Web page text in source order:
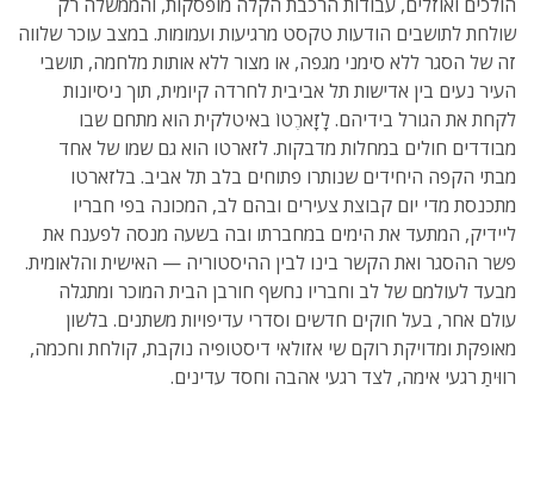
הולכים ואוזלים, עבודות הרכבת הקלה מופסקות, והממשלה רק
שולחת לתושבים הודעות טקסט מרגיעות ועמומות. במצב עוכר שלווה
זה של הסגר ללא סימני מגפה, או מצור ללא אותות מלחמה, תושבי
העיר נעים בין אדישות תל אביבית לחרדה קיומית, תוך ניסיונות
לקחת את הגורל בידיהם. לָזָארֶטוֹ באיטלקית הוא מתחם שבו
מבודדים חולים במחלות מדבקות. לזארטו הוא גם שמו של אחד
מבתי הקפה היחידים שנותרו פתוחים בלב תל אביב. בלזארטו
מתכנסת מדי יום קבוצת צעירים ובהם לב, המכונה בפי חבריו
ליידיק, המתעד את הימים במחברתו ובה בשעה מנסה לפענח את
פשר ההסגר ואת הקשר בינו לבין ההיסטוריה — האישית והלאומית.
מבעד לעולמם של לב וחבריו נחשף חורבן הבית המוכר ומתגלה
עולם אחר, בעל חוקים חדשים וסדרי עדיפויות משתנים. בלשון
מאופקת ומדויקת רוקם שי אזולאי דיסטופיה נוקבת, קולחת וחכמה,
רווּיתַ רגעי אימה, לצד רגעי אהבה וחסד עדינים.